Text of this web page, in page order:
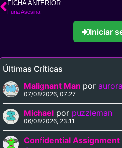
FICHA ANTERIOR
Furia Asesina
Iniciar
Últimas Críticas
Malignant Man por
07/08/2026, 07:27
Michael por puzzleman
06/08/2026, 23:11
Confidential Assignment